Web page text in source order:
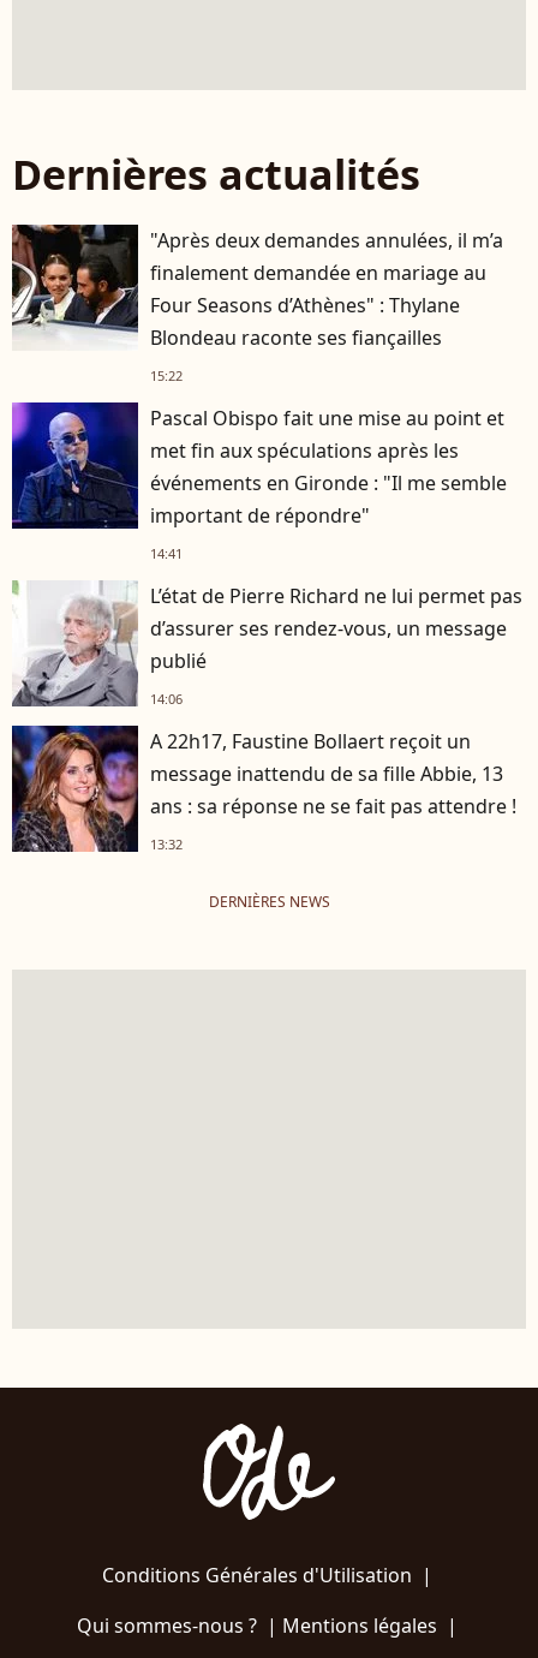
Dernières actualités
"Après deux demandes annulées, il m’a
finalement demandée en mariage au
Four Seasons d’Athènes" : Thylane
Blondeau raconte ses fiançailles
15:22
Pascal Obispo fait une mise au point et
met fin aux spéculations après les
événements en Gironde : "Il me semble
important de répondre"
14:41
L’état de Pierre Richard ne lui permet pas
d’assurer ses rendez-vous, un message
publié
14:06
A 22h17, Faustine Bollaert reçoit un
message inattendu de sa fille Abbie, 13
ans : sa réponse ne se fait pas attendre !
13:32
DERNIÈRES NEWS
Conditions Générales d'Utilisation |
Qui sommes-nous ?| Mentions légales |